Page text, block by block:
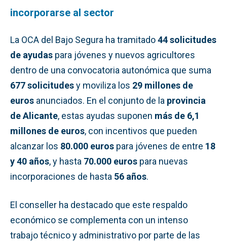
incorporarse al sector
La OCA del Bajo Segura ha tramitado44 solicitudes
de ayudas para jóvenes y nuevos agricultores
dentro de una convocatoria autonómica que suma
677 solicitudesy moviliza los 29 millones de
euros anunciados. En el conjunto de la provincia
de Alicante, estas ayudas suponen más de 6,1
millones de euros, con incentivos que pueden
alcanzar los 80.000 euros para jóvenes de entre 18
y 40 años, y hasta 70.000 euros para nuevas
incorporaciones de hasta 56 años.
El conseller ha destacado que este respaldo
económico se complementa con un intenso
trabajo técnico y administrativo por parte de las